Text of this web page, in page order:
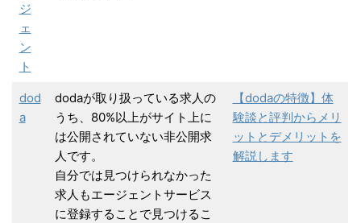
ジ
ェ
ン
ト
dod
a
dodaが取り扱っている求人の
うち、80%以上がサイト上に
は公開されていない非公開求
人です。
自分では見つけられなかった
求人もエージェントサービス
に登録することで見つけるこ
【dodaの特徴】体
験談と評判からメリ
ットとデメリットを
解説します